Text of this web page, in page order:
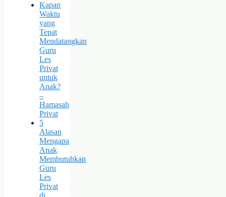
Kapan
Waktu
yang
Tepat
Mendatangkan
Guru
Les
Privat
untuk
Anak?
–
Hamasah
Privat
5
Alasan
Mengapa
Anak
Membutuhkan
Guru
Les
Privat
di